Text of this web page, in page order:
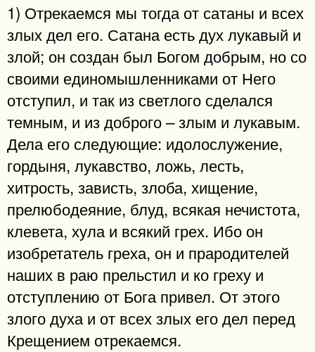
1) Отрекаемся мы тогда от сатаны и всех
злых дел его. Сатана есть дух лукавый и
злой; он создан был Богом добрым, но со
своими единомышленниками от Него
отступил, и так из светлого сделался
темным, и из доброго – злым и лукавым.
Дела его следующие: идолослужение,
гордыня, лукавство, ложь, лесть,
хитрость, зависть, злоба, хищение,
прелюбодеяние, блуд, всякая нечистота,
клевета, хула и всякий грех. Ибо он
изобретатель греха, он и прародителей
наших в раю прельстил и ко греху и
отступлению от Бога привел. От этого
злого духа и от всех злых его дел перед
Крещением отрекаемся.